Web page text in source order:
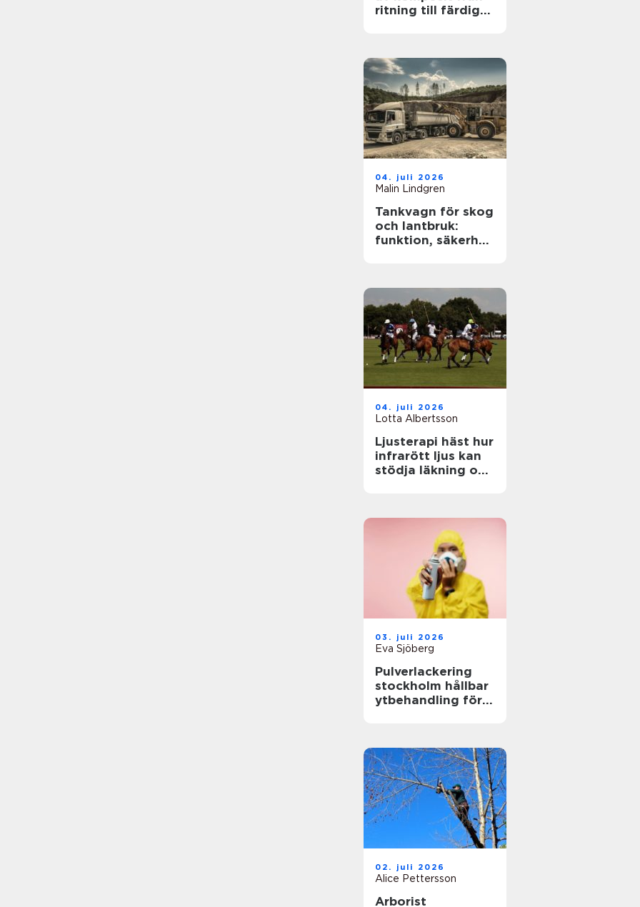
ritning till färdig
04. juli 2026
Malin Lindgren
Tankvagn för skog
och lantbruk:
funktion, säkerhet
04. juli 2026
Lotta Albertsson
Ljusterapi häst hur
infrarött ljus kan
stödja läkning och
03. juli 2026
Eva Sjöberg
Pulverlackering
stockholm hållbar
ytbehandling för
02. juli 2026
Alice Pettersson
Arborist